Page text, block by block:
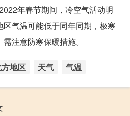
年春节期间，冷空气活动明
气温可能低于同年同期，极寒
注意防寒保暖措施。
地区 天气 气温